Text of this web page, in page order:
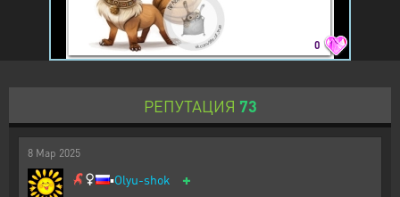
0
РЕПУТАЦИЯ 73
8 Мар 2025
▪️Olyu-shok +